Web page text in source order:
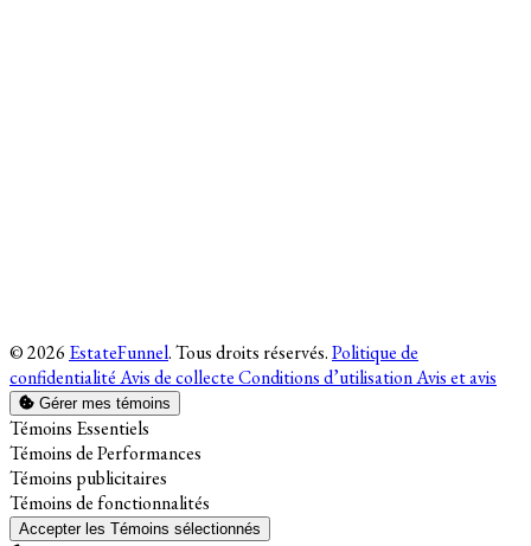
© 2026 EstateFunnel. Tous droits réservés.Politique de
confidentialitéAvis de collecteConditions d’utilisationAvis et avis
Gérer mes témoins
Activer
Témoins Essentiels
Activer
Témoins de Performances
Activer
Témoins publicitaires
Activer
Témoins de fonctionnalités
Accepter les Témoins sélectionnés